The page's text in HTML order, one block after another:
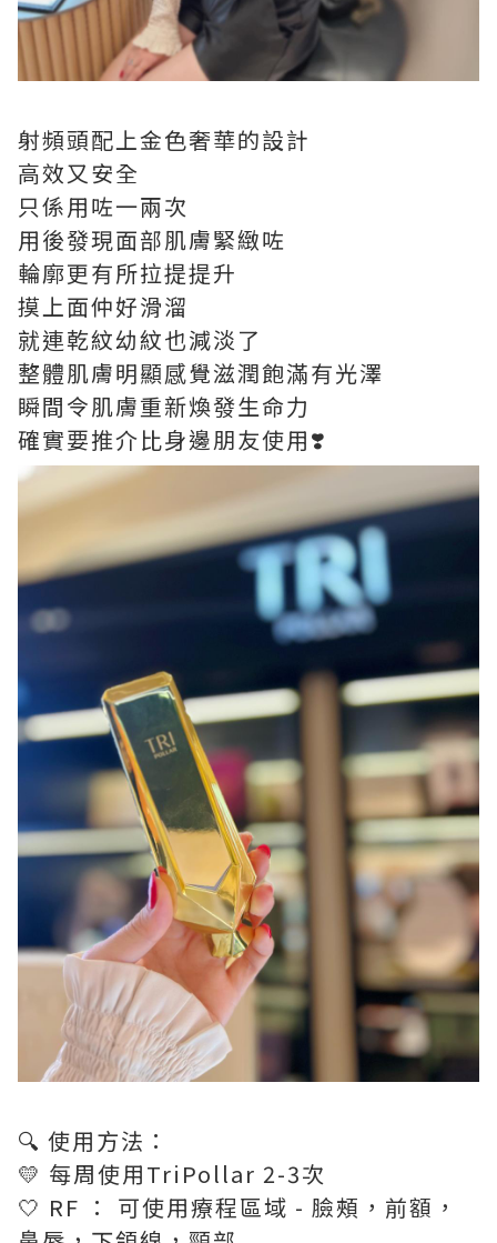
射頻頭配上金色奢華的設計
高效又安全
只係用咗一兩次
用後發現面部肌膚緊緻咗
輪廓更有所拉提提升
摸上面仲好滑溜
就連乾紋幼紋也減淡了
整體肌膚明顯感覺滋潤飽滿有光澤
瞬間令肌膚重新煥發生命力
確實要推介比身邊朋友使用❣️
🔍 使用方法：
💛 每周使⽤TriPollar 2-3次
🤍 RF ： 可使⽤療程區域 - 臉頰，前額，